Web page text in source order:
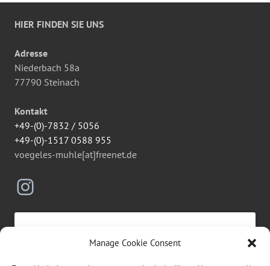
Manage Cookie Consent
HIER FINDEN SIE UNS
Adresse
Niederbach 58a
77790 Steinach
Kontakt
+49-(0)-7832 / 5056
+49-(0)-1517 0588 955
voegeles-muhle[at]freenet.de
Instagram